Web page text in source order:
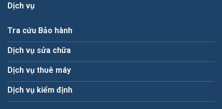
Dịch vụ
Tra cứu Bảo hành
Dịch vụ sửa chữa
Dịch vụ thuê máy
Dịch vụ kiểm định